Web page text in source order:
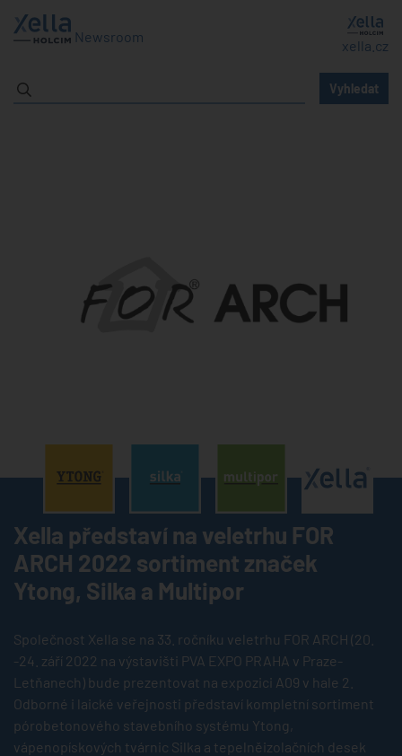
Newsroom
xella.cz
Xella představí na veletrhu FOR
ARCH 2022 sortiment značek
Ytong, Silka a Multipor
Společnost Xella se na 33. ročníku veletrhu FOR ARCH (20.
-24. září 2022 na výstavišti PVA EXPO PRAHA v Praze-
Letňanech) bude prezentovat na expozici A09 v hale 2.
Odborné i laické veřejnosti představí kompletní sortiment
pórobetonového stavebního systému Ytong,
vápenopískových tvárnic Silka a tepelněizolačních desek